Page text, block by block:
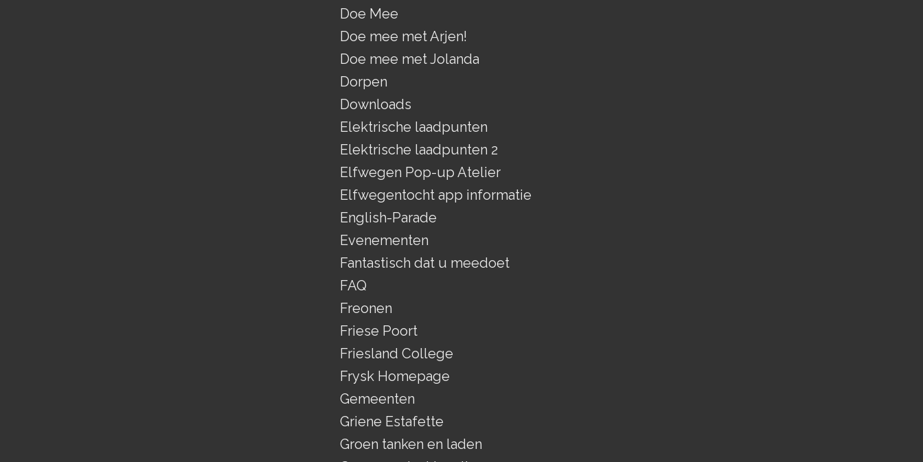
Doe Mee
Doe mee met Arjen!
Doe mee met Jolanda
Dorpen
Downloads
Elektrische laadpunten
Elektrische laadpunten 2
Elfwegen Pop-up Atelier
Elfwegentocht app informatie
English-Parade
Evenementen
Fantastisch dat u meedoet
FAQ
Freonen
Friese Poort
Friesland College
Frysk Homepage
Gemeenten
Griene Estafette
Groen tanken en laden